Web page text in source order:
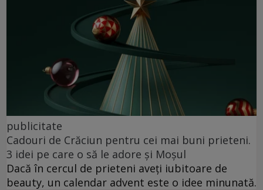
publicitate
Cadouri de Crăciun pentru cei mai buni prieteni.
3 idei pe care o să le adore și Moșul
Dacă în cercul de prieteni aveți iubitoare de
beauty, un calendar advent este o idee minunată.